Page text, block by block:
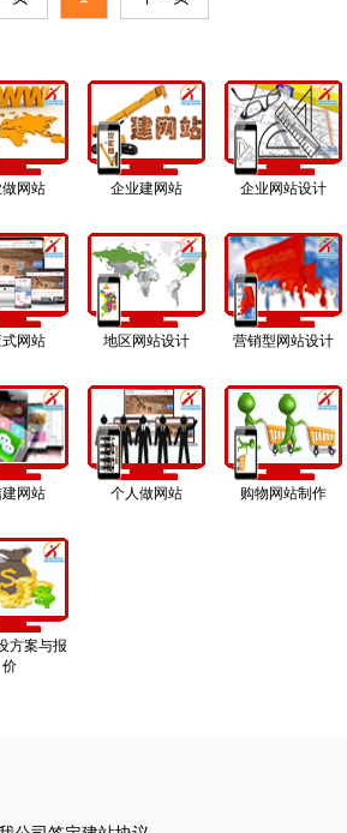
村A区18幢2单元301室。
网站 企业建网站 企业网站设计
网站 地区网站设计 营销型网站设计
网站 个人做网站 购物网站制作
方案与报
价